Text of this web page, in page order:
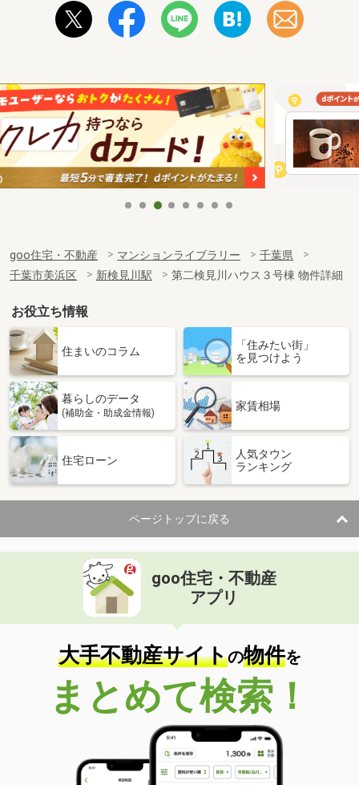
goo住宅・不動産 マンションライブラリー
千葉県
千葉市美浜区
新検見川駅 第二検見川ハウス３号棟 物件詳細
お役立ち情報
住まいのコラム
「住みたい街」
を見つけよう
暮らしのデータ
(補助金・助成金情報)
家賃相場
住宅ローン
人気タウン
ランキング
ページトップに戻る
goo住宅・不動産
アプリ
大手不動産サイトの物件を
まとめて検索！